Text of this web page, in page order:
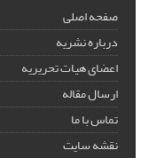
صفحه اصلی
درباره نشریه
اعضای هیات تحریریه
ارسال مقاله
تماس با ما
نقشه سایت